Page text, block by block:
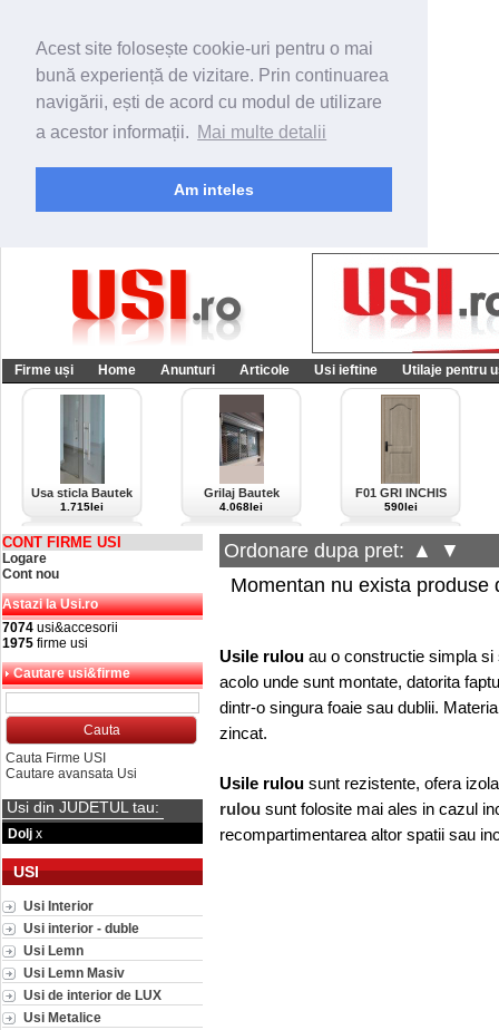
Acest site folosește cookie-uri pentru o mai
bună experiență de vizitare. Prin continuarea
navigării, ești de acord cu modul de utilizare
a acestor informații. Mai multe detalii
Am inteles
Firme uși Home Anunturi Articole Usi ieftine Utilaje pentru
Usa sticla Bautek
1.715lei
Grilaj Bautek
4.068lei
F01 GRI INCHIS
590lei
CONT FIRME USI
Logare
Cont nou
Astazi la Usi.ro
7074 usi&accesorii
1975 firme usi
Cautare usi&firme
Cauta Firme USI
Cautare avansata Usi
Usi din JUDETUL tau:
Dolj x
USI
Usi Interior
Usi interior - duble
Usi Lemn
Usi Lemn Masiv
Usi de interior de LUX
Usi Metalice
Ordonare dupa pret: ▲
▼
Momentan nu exista produse
Usile rulou au o constructie simpla
acolo unde sunt montate, datorita
dintr-o singura foaie sau dublii.
zincat.
Usile rulou sunt rezistente, ofera
rulou sunt folosite mai ales in cazul
recompartimentarea altor spatii sau